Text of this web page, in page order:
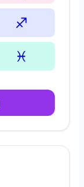
♐
♓